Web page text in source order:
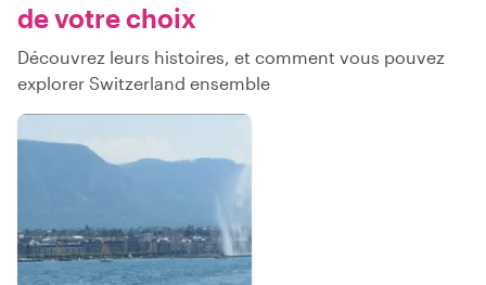
de votre choix
Découvrez leurs histoires, et comment vous pouvez
explorer Switzerland ensemble